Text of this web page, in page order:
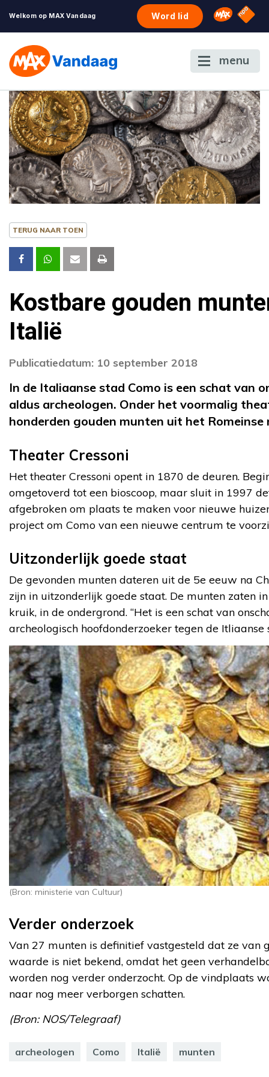
Welkom op MAX Vandaag Word lid Omroep
NPO
menu
TERUG NAAR TOEN
Kostbare gouden
Italië
Publicatiedatum: 10 september 2018
In de Italiaanse stad Como is een schat van
aldus archeologen. Onder het voormalig
honderden gouden munten uit het
Theater Cressoni
Het theater Cressoni opent in 1870 de deuren.
omgetoverd tot een bioscoop, maar sluit in 1997
afgebroken om plaats te maken voor nieuwe
project om Como van een nieuwe centrum te
Uitzonderlijk goede staat
De gevonden munten dateren uit de 5e eeuw na
zijn in uitzonderlijk goede staat. De munten zaten
kruik, in de ondergrond. “Het is een schat van
archeologisch hoofdonderzoeker tegen de Itliaanse
(Bron: ministerie van Cultuur)
Verder onderzoek
Van 27 munten is definitief vastgesteld dat ze van
waarde is niet bekend, omdat het geen
worden nog verder onderzocht. Op de vindplaats
naar nog meer verborgen schatten.
(Bron: NOS/Telegraaf)
archeologen Como Italië munten